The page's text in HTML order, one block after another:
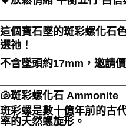
這個寶石墜的斑彩螺化石
選祂！
不含墜頭約17mm，邀請
🐚斑彩螺化石 Ammonite
斑彩螺是數十億年前的古
率的天然螺旋形。